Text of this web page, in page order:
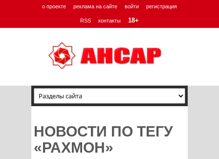
о проекте реклама на сайте войти регистрация
RSS контакты 18+
НОВОСТИ ПО ТЕГУ
«РАХМОН»